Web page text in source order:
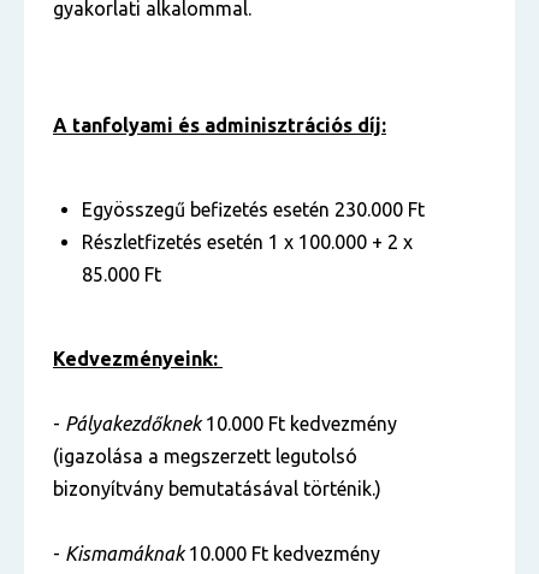
gyakorlati alkalommal.
A tanfolyami és adminisztrációs díj:
Egyösszegű befizetés esetén 230.000 Ft
Részletfizetés esetén 1 x 100.000 + 2 x
85.000 Ft
Kedvezményeink:
- Pályakezdőknek10.000 Ft kedvezmény
(igazolása a megszerzett legutolsó
bizonyítvány bemutatásával történik.)
- Kismamáknak10.000 Ft kedvezmény